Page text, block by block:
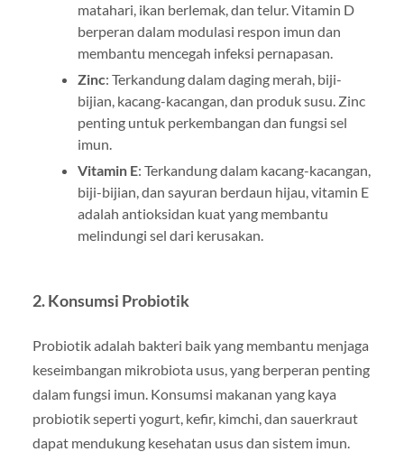
matahari, ikan berlemak, dan telur. Vitamin D
berperan dalam modulasi respon imun dan
membantu mencegah infeksi pernapasan.
Zinc: Terkandung dalam daging merah, biji-
bijian, kacang-kacangan, dan produk susu. Zinc
penting untuk perkembangan dan fungsi sel
imun.
Vitamin E: Terkandung dalam kacang-kacangan,
biji-bijian, dan sayuran berdaun hijau, vitamin E
adalah antioksidan kuat yang membantu
melindungi sel dari kerusakan.
2. Konsumsi Probiotik
Probiotik adalah bakteri baik yang membantu menjaga
keseimbangan mikrobiota usus, yang berperan penting
dalam fungsi imun. Konsumsi makanan yang kaya
probiotik seperti yogurt, kefir, kimchi, dan sauerkraut
dapat mendukung kesehatan usus dan sistem imun.